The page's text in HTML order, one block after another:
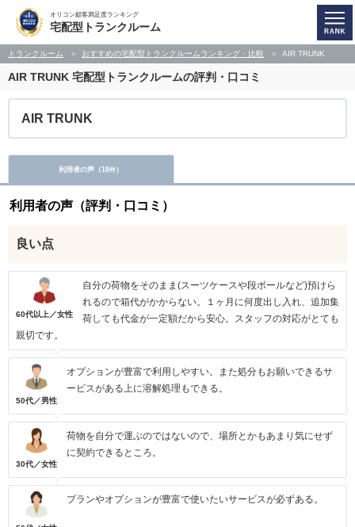
オリコン顧客満足度ランキング
宅配型トランクルーム
トランクルーム おすすめの宅配型トランクルームランキング・比較 AIR TRUNK
AIR TRUNK 宅配型トランクルームの評判・口コミ
AIR TRUNK
利用者の声（18件）
利用者の声（評判・口コミ）
良い点
60代以上／女性
自分の荷物をそのまま(スーツケースや段ボールなど)預けら
れるので箱代がかからない。１ヶ月に何度出し入れ、追加集
荷しても代金が一定額だから安心。スタッフの対応がとても
親切です。
50代／男性
オプションが豊富で利用しやすい。また処分もお願いできるサ
ービスがある上に溶解処理もできる。
30代／女性
荷物を自分で運ぶのではないので、場所とかもあまり気にせず
に契約できるところ。
プランやオプションが豊富で使いたいサービスが必ずある。